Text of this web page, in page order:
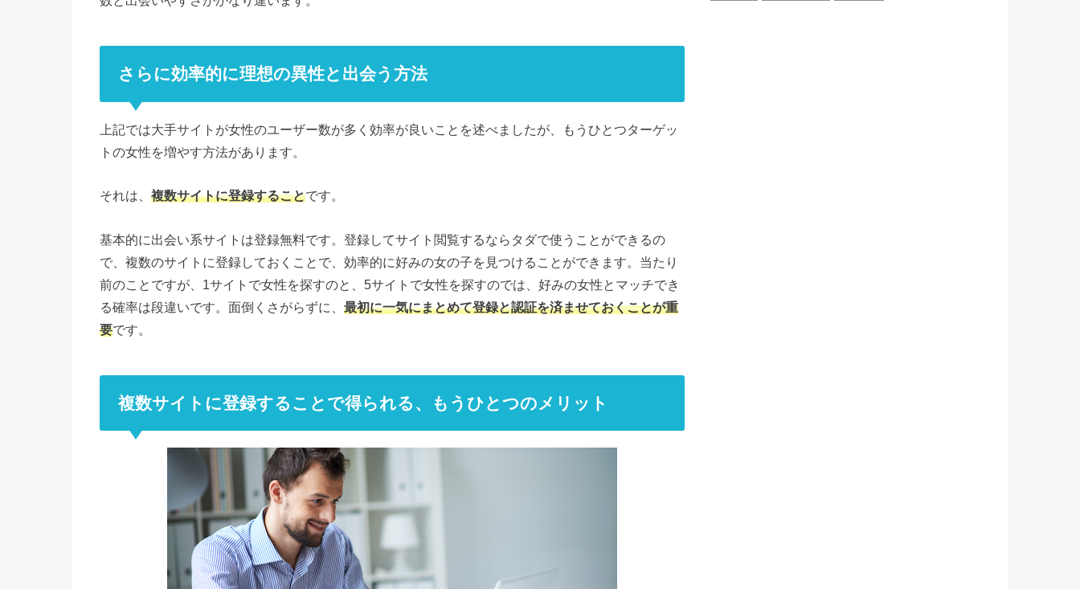
さらに効率的に理想の異性と出会う方法
上記では大手サイトが女性のユーザー数が多く効率が良いことを述べましたが、もうひとつターゲッ
トの女性を増やす方法があります。
それは、 複数サイトに登録することです。
基本的に出会い系サイトは登録無料です。登録してサイト閲覧するならタダで使うことができるの
で、複数のサイトに登録しておくことで、効率的に好みの女の子を見つけることができます。当たり
前のことですが、1サイトで女性を探すのと、5サイトで女性を探すのでは、好みの女性とマッチでき
る確率は段違いです。面倒くさがらずに、 最初に一気にまとめて登録と認証を済ませておくことが重
要です。
複数サイトに登録することで得られる、もうひとつのメリット